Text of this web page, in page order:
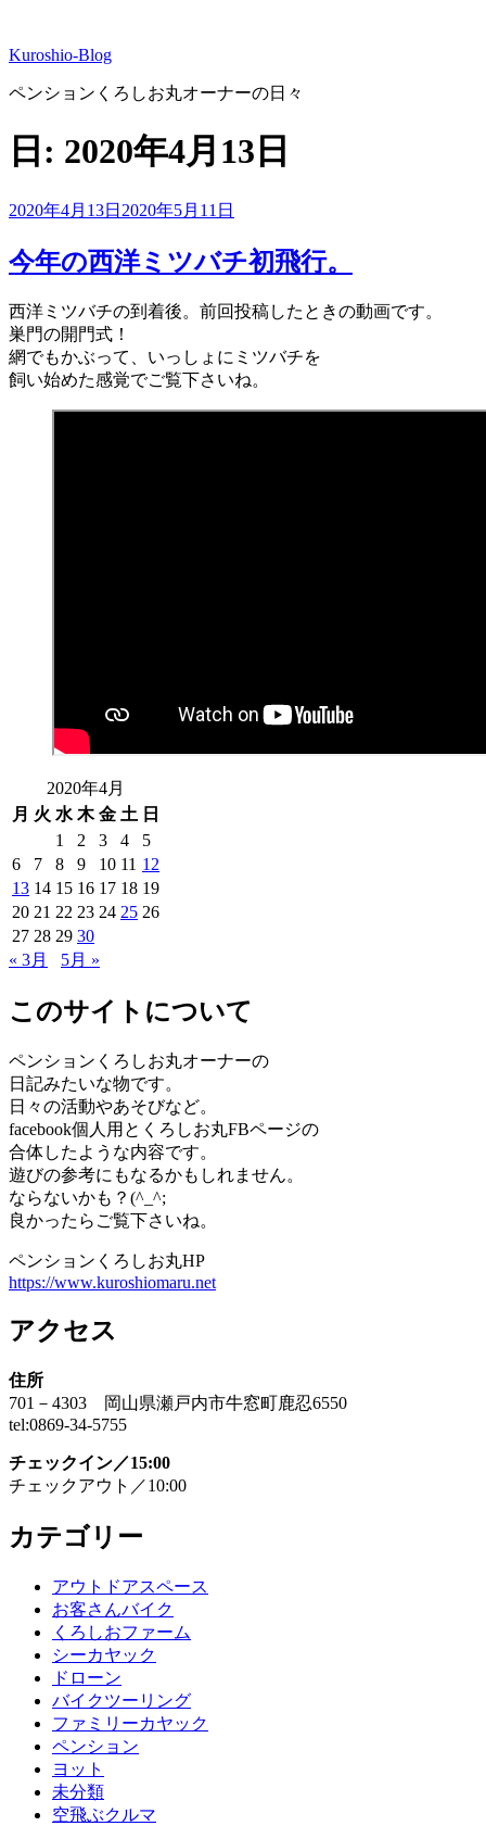
テ
ン
へ
ス
ッ
プ
Kuroshio-Blog
ペンションくろしお丸オーナーの日々
日: 2020年4月13日
投
日:
2020年4月13日 2020年5月11日
今年の西洋ミツバチ初飛行。
西洋ミツバチの到着後。前回投稿したときの動画です。
巣門の開門式！
網でもかぶって、いっしょにミツバチを
飼い始めた感覚でご覧下さいね。
2020年4月
月 火 水 木 金 土 日
1
2 3 4
5
6
7 8 9 10 11 12
13 14 15 16 17 18 19
20 21 22 23 24 25 26
27 28 29 30
« 3月
5月 »
このサイトについて
ペンションくろしお丸オーナーの
日記みたいな物です。
日々の活動やあそびなど。
facebook個人用とくろしお丸FBページの
合体したような内容です。
遊びの参考にもなるかもしれません。
ならないかも？(^_^;
良かったらご覧下さいね。
ペンションくろしお丸HP
https://www.kuroshiomaru.net
アクセス
住所
701－4303 岡山県瀬戸内市牛窓町鹿忍6550
tel:0869-34-5755
チェックイン／15:00
チェックアウト／10:00
カテゴリー
アウトドアスペース
お客さんバイク
くろしおファーム
シーカヤック
ドローン
バイクツーリング
ファミリーカヤック
ペンション
ヨット
未分類
空飛ぶクルマ